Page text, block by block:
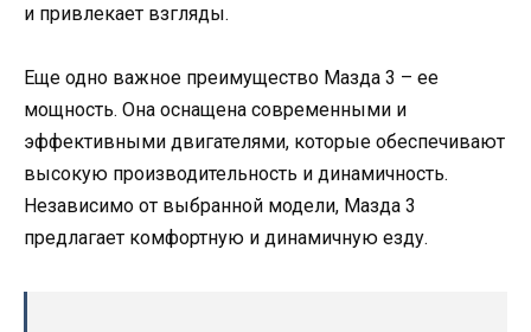
и привлекает взгляды.
Еще одно важное преимущество Мазда 3 – ее
мощность. Она оснащена современными и
эффективными двигателями, которые обеспечивают
высокую производительность и динамичность.
Независимо от выбранной модели, Мазда 3
предлагает комфортную и динамичную езду.